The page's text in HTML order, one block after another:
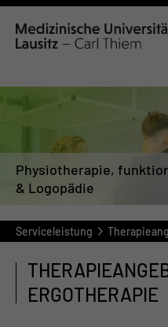
Physiotherapie,
& Logopädie
Serviceleistung
ERGOTHERAPIE